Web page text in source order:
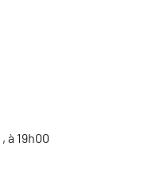
, à 19h00